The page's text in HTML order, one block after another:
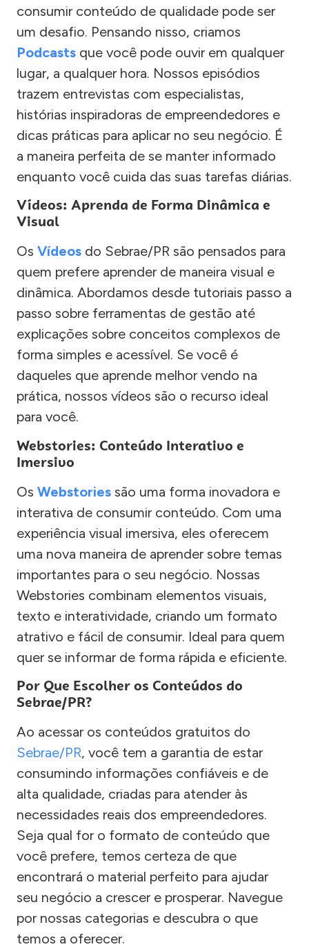
consumir conteúdo de qualidade pode ser
um desafio. Pensando nisso, criamos
Podcasts que você pode ouvir em qualquer
lugar, a qualquer hora. Nossos episódios
trazem entrevistas com especialistas,
histórias inspiradoras de empreendedores e
dicas práticas para aplicar no seu negócio. É
a maneira perfeita de se manter informado
enquanto você cuida das suas tarefas diárias.
Vídeos: Aprenda de Forma Dinâmica e
Visual
Os Vídeos do Sebrae/PR são pensados para
quem prefere aprender de maneira visual e
dinâmica. Abordamos desde tutoriais passo a
passo sobre ferramentas de gestão até
explicações sobre conceitos complexos de
forma simples e acessível. Se você é
daqueles que aprende melhor vendo na
prática, nossos vídeos são o recurso ideal
para você.
Webstories: Conteúdo Interativo e
Imersivo
Os Webstories são uma forma inovadora e
interativa de consumir conteúdo. Com uma
experiência visual imersiva, eles oferecem
uma nova maneira de aprender sobre temas
importantes para o seu negócio. Nossas
Webstories combinam elementos visuais,
texto e interatividade, criando um formato
atrativo e fácil de consumir. Ideal para quem
quer se informar de forma rápida e eficiente.
Por Que Escolher os Conteúdos do
Sebrae/PR?
Ao acessar os conteúdos gratuitos do
Sebrae/PR, você tem a garantia de estar
consumindo informações confiáveis e de
alta qualidade, criadas para atender às
necessidades reais dos empreendedores.
Seja qual for o formato de conteúdo que
você prefere, temos certeza de que
encontrará o material perfeito para ajudar
seu negócio a crescer e prosperar. Navegue
por nossas categorias e descubra o que
temos a oferecer.